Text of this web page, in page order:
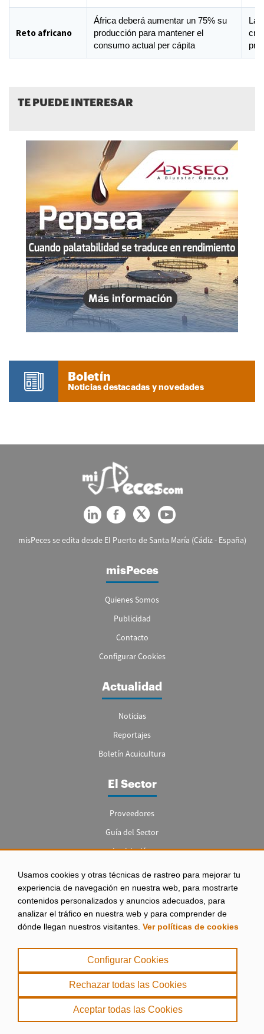
Usamos cookies y otras técnicas de rastreo para mejorar tu
experiencia de navegación en nuestra web, para mostrarte
contenidos personalizados y anuncios adecuados, para
analizar el tráfico en nuestra web y para comprender de
dónde llegan nuestros visitantes. Ver políticas de cookies
Configurar Cookies
Rechazar todas las Cookies
Aceptar todas las Cookies
Reto africano
África deberá aumentar un 75% su
producción para mantener el
consumo actual per cápita
La
TE PUEDE INTERESAR
Boletín
Noticias destacadas y novedades
misPeces se edita desde El Puerto de Santa María (Cádiz - España)
misPeces
Quienes Somos
Publicidad
Contacto
Configurar Cookies
Actualidad
Noticias
Reportajes
Boletín Acuicultura
El Sector
Proveedores
Guía del Sector
Legislación
Empleo
Aviso legal
|
Política de Privacidad
|
. misPeces Copyright 2000 - 2026. Todos los derechos reservados